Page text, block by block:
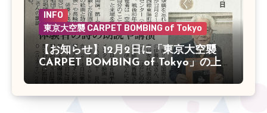
INFO
東京大空襲 CARPET BOMBING of Tokyo
【お知らせ】12月2日に「東京大空襲
CARPET BOMBING of Tokyo」の上
映会があります